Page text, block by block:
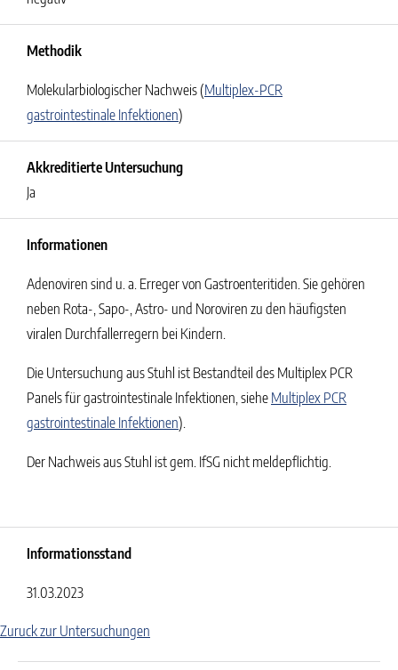
Methodik
Molekularbiologischer Nachweis (Multiplex-PCR
gastrointestinale Infektionen)
Akkreditierte Untersuchung
Ja
Informationen
Adenoviren sind u. a. Erreger von Gastroenteritiden. Sie gehören
neben Rota-, Sapo-, Astro- und Noroviren zu den häufigsten
viralen Durchfallerregern bei Kindern.
Die Untersuchung aus Stuhl ist Bestandteil des Multiplex PCR
Panels für gastrointestinale Infektionen, siehe Multiplex PCR
gastrointestinale Infektionen).
Der Nachweis aus Stuhl ist gem. IfSG nicht meldepflichtig.
Informationsstand
31.03.2023
Zuruck zur Untersuchungen